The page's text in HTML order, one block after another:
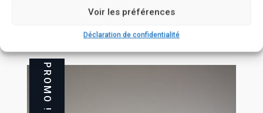
Voir les préférences
Déclaration de confidentialité
PROMO !